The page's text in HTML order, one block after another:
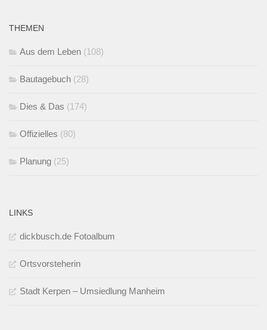
THEMEN
Aus dem Leben (108)
Bautagebuch (28)
Dies & Das (174)
Offizielles (80)
Planung (25)
LINKS
dickbusch.de Fotoalbum
Ortsvorsteherin
Stadt Kerpen – Umsiedlung Manheim